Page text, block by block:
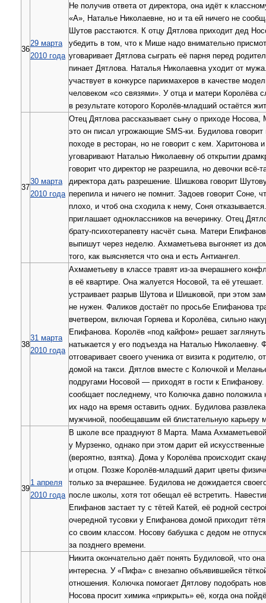
36
29 марта
2010 года
Не получив ответа от директора, она идёт к
«А», Наталье Николаевне, но и та ей ничего не
Шутов расстаются. К отцу Дятлова приходит дед
убедить в том, что к Мише надо внимательно
уговаривает Дятлова сыграть её парня перед
пинает Дятлова. Наталья Николаевна уходит от
участвует в конкурсе парикмахеров в качестве
человеком «со связями». У отца и матери Королёва
в результате которого Королёв-младший остаётся
37
30 марта
2010 года
Отец Дятлова рассказывает сыну о приходе Носова,
это он писал угрожающие SMS-ки. Будилова
походе в ресторан, но не говорит с кем. Харитонова
уговаривают Наталью Николаевну об открытии
говорит что директор не разрешила, но девочки всё-
директора дать разрешение. Шишкова говорит
перепила и ничего не помнит. Задоев говорит Соне,
плохо, и чтоб она сходила к нему, Соня
приглашает одноклассников на вечеринку. Отец
брату-психотерапевту насчёт сына. Матери
выпишут через неделю. Ахмаметьева выгоняет из
того, как выясняется что она и есть Антиангел.
38
31 марта
2010 года
Ахмаметьеву в классе травят из-за вчерашнего
в её квартире. Она жалуется Носовой, та её
устраивает разрыв Шутова и Шишковой, при этом
не нужен. Фаликов достаёт по просьбе Епифанова
вчетвером, включая Горяева и Королёва, сильно
Епифанова. Королёв «под кайфом» решает заглянуть
натыкается у его подъезда на Наталью Николаевну.
отговаривает своего ученика от визита к родителю,
домой на такси. Дятлов вместе с Колючкой и
подругами Носовой — приходят в гости к
сообщает последнему, что Колючка давно положила
их надо на время оставить одних. Будилова
мужчиной, пообещавшим ей блистательную карьеру
39
1 апреля
2010 года
В школе все празднуют 8 Марта. Мама
у Мурзенко, однако при этом дарит ей
(вероятно, взятка). Дома у Королёва происходит
и отцом. Позже Королёв-младший дарит цветы
только за вчерашнее. Будилова не дожидается
после школы, хотя тот обещал её встретить.
Епифанов застает ту с тётей Катей, её родной
очередной тусовки у Епифанова домой приходит
со своим классом. Носову бабушка с дедом не
за позднего времени.
Никита окончательно даёт понять Будиловой, что
интересна. У «Пифа» с внезапно объявившейся
отношения. Колючка помогает Дятлову подобрать
Носова просит химика «прикрыть» её, когда она